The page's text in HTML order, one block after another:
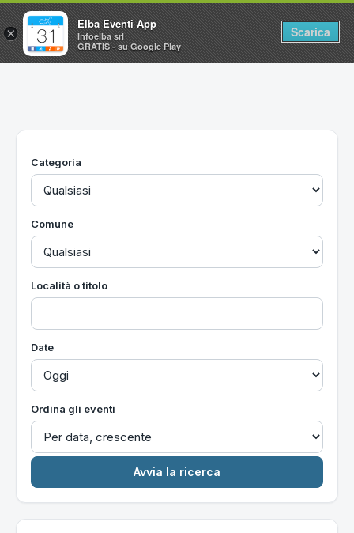
Home
Utilità
Categoria
Comune
Località o titolo
Date
Ordina gli eventi
×
Elba Eventi App
Infoelba srl
GRATIS - su Google Play
Scarica